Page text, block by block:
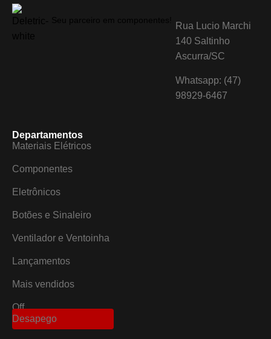
Rua Lucio Marchi
140 Saltinho
Ascurra/SC
Whatsapp: (47)
98929-6467
Departamentos
Materiais Elétricos
Componentes
Eletrônicos
Botões e Sinaleiro
Ventilador e Ventoinha
Lançamentos
Mais vendidos
Off
Desapego